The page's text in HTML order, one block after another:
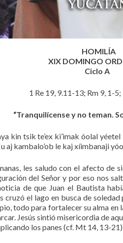
HOMILÍA
XIX DOMINGO
Ciclo A
1 Re 19, 9.11-13; Rm 9, 1-
“Tranquilícense y no teman.
kin tsik te’ex ki’imak óolal
aj kambalo’ob le kaj xíimbanaji
les saludo con el afecto de
del Señor y por eso nos
de que Juan el Bautista
cruzó el lago en busca de
todo para fortalecer su alma en
Jesús sintió misericordia de
los panes (cf. Mt 14, 13-